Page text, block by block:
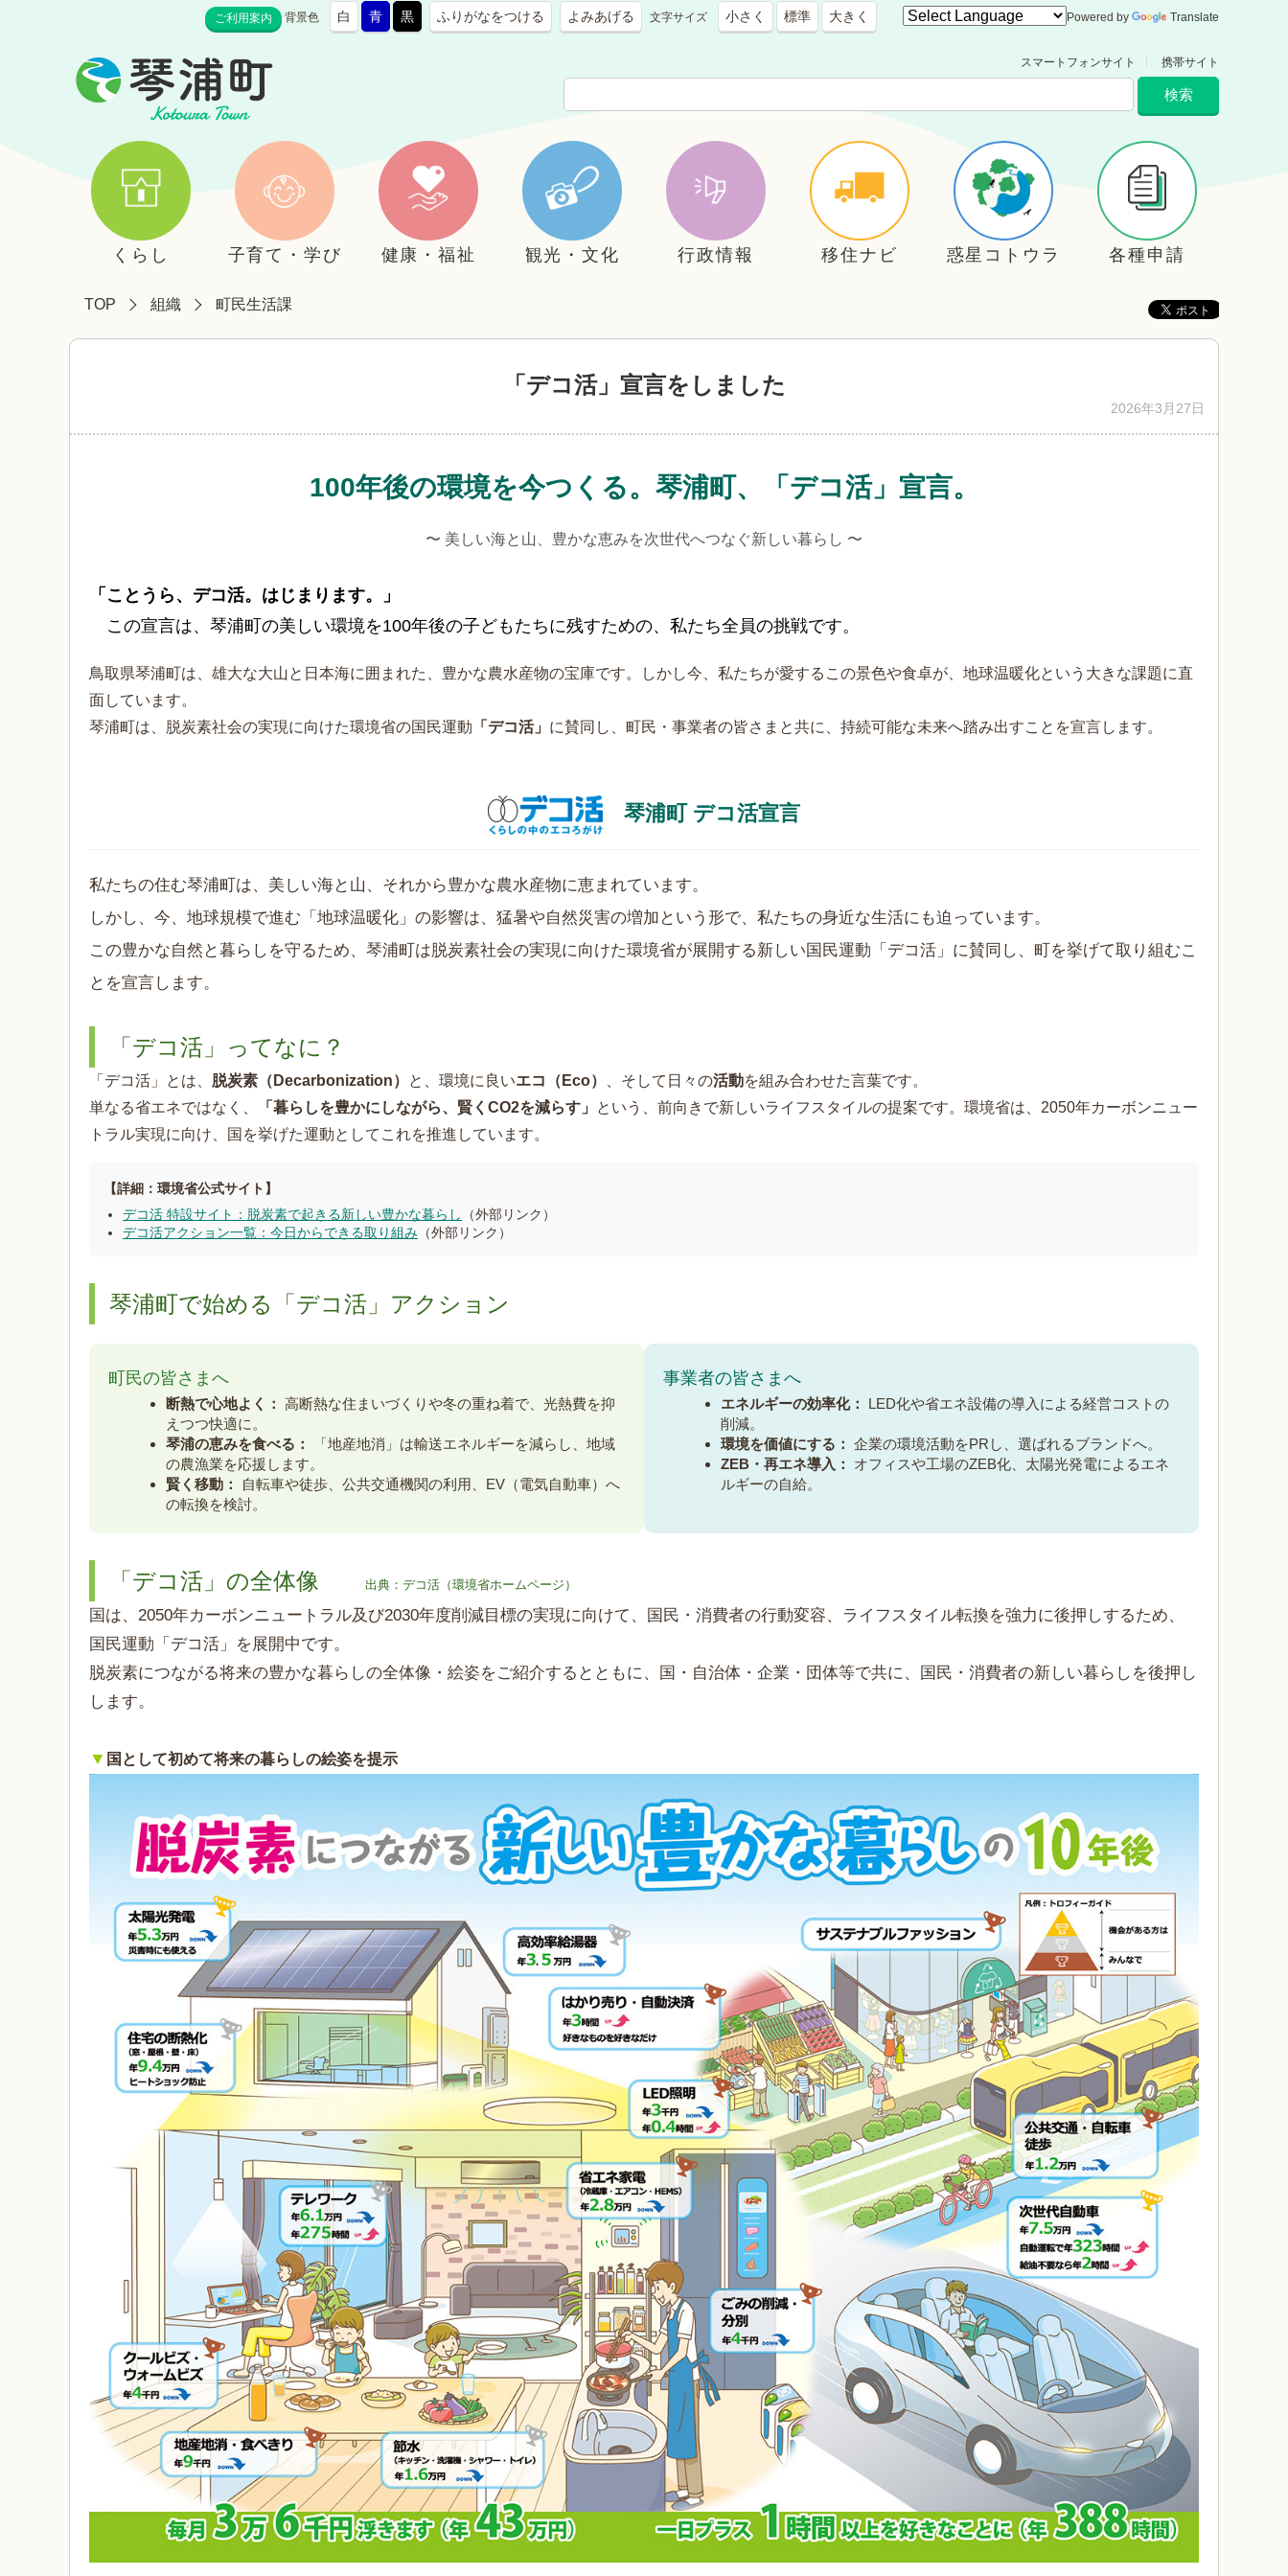
ご利用案内 背景色 白 青 黒 ふりがなをつける よみあげる 文字サイズ 小さく 標準 大きく Powered by Translate
スマートフォンサイト 携帯サイト
くらし 子育て・学び 健康・福祉 観光・文化 行政情報 移住ナビ 惑星コトウラ 各種申請
TOP 組織 町民生活課
「デコ活」宣言をしました
2026年3月27日
100年後の環境を今つくる。琴浦町、「デコ活」宣言。
〜 美しい海と山、豊かな恵みを次世代へつなぐ新しい暮らし 〜
「ことうら、デコ活。はじまります。」
この宣言は、琴浦町の美しい環境を100年後の子どもたちに残すための、私たち全員の挑戦です。
鳥取県琴浦町は、雄大な大山と日本海に囲まれた、豊かな農水産物の宝庫です。しかし今、私たちが愛するこの景色や食卓が、地球温暖化という大きな課題に直
面しています。
琴浦町は、脱炭素社会の実現に向けた環境省の国民運動 「デコ活」 に賛同し、町民・事業者の皆さまと共に、持続可能な未来へ踏み出すことを宣言します。
琴浦町 デコ活宣言
私たちの住む琴浦町は、美しい海と山、それから豊かな農水産物に恵まれています。
しかし、今、地球規模で進む「地球温暖化」の影響は、猛暑や自然災害の増加という形で、私たちの身近な生活にも迫っています。
この豊かな自然と暮らしを守るため、琴浦町は脱炭素社会の実現に向けた環境省が展開する新しい国民運動「デコ活」に賛同し、町を挙げて取り組むこ
とを宣言します。
「デコ活」ってなに？
「デコ活」とは、 脱炭素（Decarbonization） と、環境に良いエコ（Eco） 、そして日々の活動を組み合わせた言葉です。
単なる省エネではなく、
「暮らしを豊かにしながら、賢くCO2を減らす」 という、前向きで新しいライフスタイルの提案です。環境省は、2050年カーボンニュー
トラル実現に向け、国を挙げた運動としてこれを推進しています。
【詳細：環境省公式サイト】
デコ活 特設サイト：脱炭素で起きる新しい豊かな暮らし
（外部リンク）
デコ活アクション一覧：今日からできる取り組み （外部リンク）
琴浦町で始める「デコ活」アクション
町民の皆さまへ
断熱で心地よく： 高断熱な住まいづくりや冬の重ね着で、光熱費を抑
えつつ快適に。
琴浦の恵みを食べる：
「地産地消」は輸送エネルギーを減らし、地域
の農漁業を応援します。
賢く移動：
自転車や徒歩、公共交通機関の利用、EV（電気自動車）へ
の転換を検討。
事業者の皆さまへ
エネルギーの効率化：
LED化や省エネ設備の導入による経営コストの
削減。
環境を価値にする： 企業の環境活動をPRし、選ばれるブランドへ。
ZEB・再エネ導入：
オフィスや工場のZEB化、太陽光発電によるエネ
ルギーの自給。
「デコ活」の全体像 出典：デコ活（環境省ホームページ）
国は、2050年カーボンニュートラル及び2030年度削減目標の実現に向けて、国民・消費者の行動変容、ライフスタイル転換を強力に後押しするため、
国民運動「デコ活」を展開中です。
脱炭素につながる将来の豊かな暮らしの全体像・絵姿をご紹介するとともに、国・自治体・企業・団体等で共に、国民・消費者の新しい暮らしを後押し
します。
▼ 国として初めて将来の暮らしの絵姿を提示